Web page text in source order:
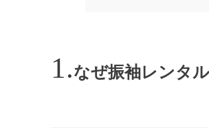
なぜ振袖レンタ